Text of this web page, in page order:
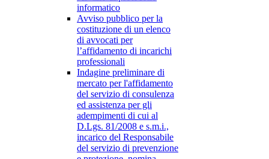
informatico
Avviso pubblico per la
costituzione di un elenco
di avvocati per
l’affidamento di incarichi
professionali
Indagine preliminare di
mercato per l'affidamento
del servizio di consulenza
ed assistenza per gli
adempimenti di cui al
D.Lgs. 81/2008 e s.m.i.,
incarico del Responsabile
del servizio di prevenzione